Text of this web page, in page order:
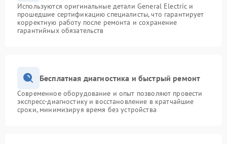
Используются оригинальные детали General Electric и
прошедшие сертификацию специалисты, что гарантирует
корректную работу после ремонта и сохранение
гарантийных обязательств
Бесплатная диагностика и быстрый ремонт
Современное оборудование и опыт позволяют провести
экспресс-диагностику и восстановление в кратчайшие
сроки, минимизируя время без устройства